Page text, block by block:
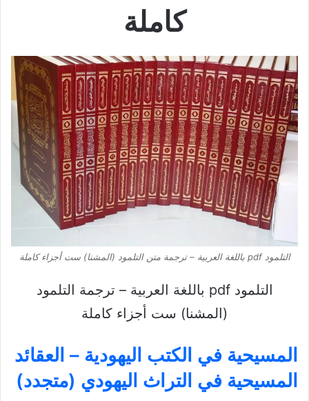
كاملة
التلمود pdf باللغة العربية – ترجمة متن التلمود (المشنا) ست أجزاء كاملة
التلمود pdf باللغة العربية – ترجمة التلمود
(المشنا) ست أجزاء كاملة
المسيحية في الكتب اليهودية – العقائد
المسيحية في التراث اليهودي (متجدد)